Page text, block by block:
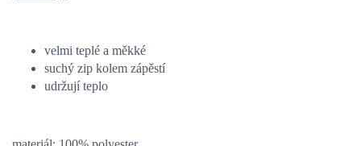
velmi teplé a měkké
suchý zip kolem zápěstí
udržují teplo